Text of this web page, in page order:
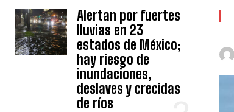
Alertan por fuertes
lluvias en 23
estados de México;
hay riesgo de
inundaciones,
deslaves y crecidas
de ríos